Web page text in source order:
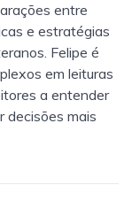
entre
e estratégias
Felipe é
em leituras
a entender
decisões mais